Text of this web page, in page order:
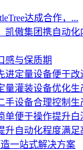
达成合作，...
凯傲集团携自动化
感与保质期
进定量设备便于改
量灌装设备优化生
手设备合理控制生
单便于操作提升白
升自动化程度满足
一站式解决方案